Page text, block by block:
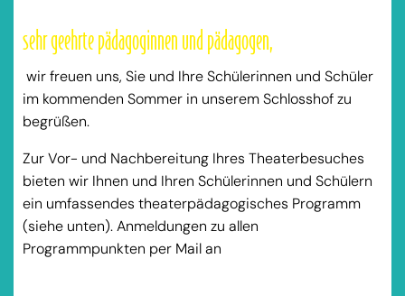
sehr geehrte pädagoginnen und pädagogen,
wir freuen uns, Sie und Ihre Schülerinnen und Schüler
im kommenden Sommer in unserem Schlosshof zu
begrüßen.
Zur Vor- und Nachbereitung Ihres Theaterbesuches
bieten wir Ihnen und Ihren Schülerinnen und Schülern
ein umfassendes theaterpädagogisches Programm
(siehe unten). Anmeldungen zu allen
Programmpunkten per Mail an